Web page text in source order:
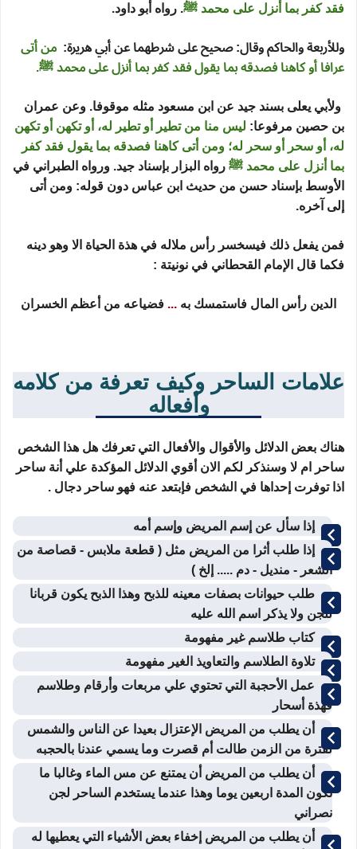
فقد كفر بما أنزل على محمد ﷺ. رواه أبو داود.
وللأربعة والحاكم وقال: صحيح على شرطهما عن أبي هريرة: من أتى
عرافا أو كاهنا فصدقه بما يقول فقد كفر بما أنزل على محمد ﷺ.
ولأبي يعلى بسند جيد عن ابن مسعود مثله موقوفا. وعن عمران
بن حصين مرفوعا: ليس منا من تطير أو تطير له، أو تكهن أو تكهن
له، أو سحر أو سحر له؛ ومن أتى كاهنا فصدقه بما يقول فقد كفر
بما أنزل على محمد ﷺ رواه البزار بإسناد جيد. ورواه الطبراني في
الأوسط بإسناد حسن من حديث ابن عباس دون قوله: ومن أتى
إلى آخره.
فمن يفعل ذلك فيسخسر رأس ملاله في هذة الحياة الا وهو دينه
فكما قال الإمام القحطاني في نونيتة :
الدين رأس المال فاستمسك به ... فضياعه من أعظم الخسران
علامات الساحر وكيف تعرفة من كلامه
وأفعاله
هناك بعض الدلائل والأقوال والأفعال التي تعرفك هل هذا الشخص
ساحر ام لا وسنذكر لكم الان أقوي الدلائل المؤكدة علي أنة ساحر
اذا توفرت إحداها في الشخص فإبتعد عنه فهو ساحر دجال .
إذا سأل عن إسم المريض وإسم أمه
إذا طلب أثرا من المريض مثل ( قطعة ملابس - قصاصة من
الشعر - منديل - دم ..... إلخ )
طلب حيوانات بصفات معينه للذبح وهذا الذبح يكون قربانا
للجن ولا يذكر اسم الله عليه
كتاب طلاسم غير مفهومة
تلاوة الطلاسم والتعاويذ الغير مفهومة
عمل الأحجبة التي تحتوي علي مربعات وأرقام وطلاسم
فهذة أسحار
أن يطلب من المريض الإعتزال بعيدا عن الناس والشمس
لفترة من الزمن طالت أم قصرت وما يسمي عندنا بالحجبه
أن يطلب من المريض أن يمتنع عن مس الماء وغالبا ما
تكون المدة اربعين يوما وهذا عندما يستخدم الساحر لجن
نصراني
أن يطلب من المريض إخفاء بعض الأشياء التي يعطيها له